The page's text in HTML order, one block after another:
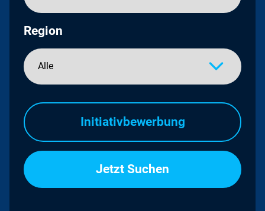
Region
Initiativbewerbung